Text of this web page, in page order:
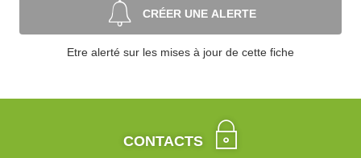
CRÉER UNE ALERTE
Etre alerté sur les mises à jour de cette fiche
CONTACTS